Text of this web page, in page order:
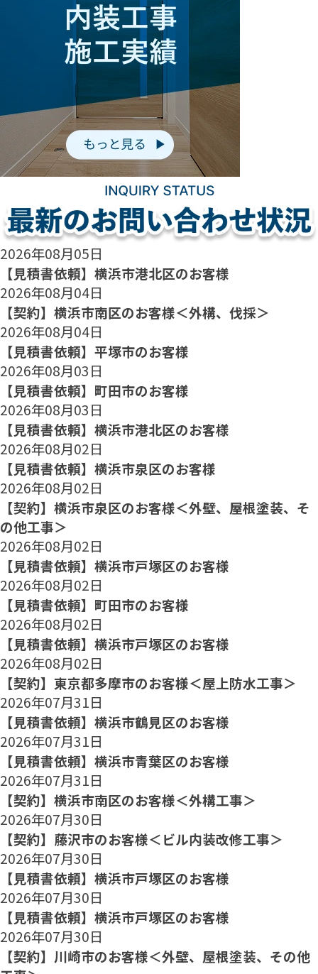
2026年08月05日
【見積書依頼】横浜市港北区のお客様
2026年08月04日
【契約】横浜市南区のお客様＜外構、伐採＞
2026年08月04日
【見積書依頼】平塚市のお客様
2026年08月03日
【見積書依頼】町田市のお客様
2026年08月03日
【見積書依頼】横浜市港北区のお客様
2026年08月02日
【見積書依頼】横浜市泉区のお客様
2026年08月02日
【契約】横浜市泉区のお客様＜外壁、屋根塗装、そ
の他工事＞
2026年08月02日
【見積書依頼】横浜市戸塚区のお客様
2026年08月02日
【見積書依頼】町田市のお客様
2026年08月02日
【見積書依頼】横浜市戸塚区のお客様
2026年08月02日
【契約】東京都多摩市のお客様＜屋上防水工事＞
2026年07月31日
【見積書依頼】横浜市鶴見区のお客様
2026年07月31日
【見積書依頼】横浜市青葉区のお客様
2026年07月31日
【契約】横浜市南区のお客様＜外構工事＞
2026年07月30日
【契約】藤沢市のお客様＜ビル内装改修工事＞
2026年07月30日
【見積書依頼】横浜市戸塚区のお客様
2026年07月30日
【見積書依頼】横浜市戸塚区のお客様
2026年07月30日
【契約】川崎市のお客様＜外壁、屋根塗装、その他